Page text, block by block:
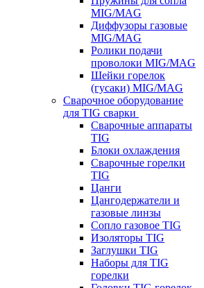
MIG/MAG
Диффузоры газовые
MIG/MAG
Ролики подачи
проволоки MIG/MAG
Шейки горелок
(гусаки) MIG/MAG
Сварочное оборудование
для TIG сварки
Сварочные аппараты
TIG
Блоки охлаждения
Сварочные горелки
TIG
Цанги
Цангодержатели и
газовые линзы
Сопло газовое TIG
Изоляторы TIG
Заглушки TIG
Наборы для TIG
горелки